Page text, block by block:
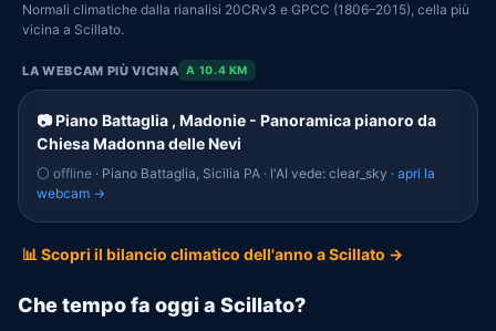
Normali climatiche dalla rianalisi 20CRv3 e GPCC (1806–2015), cella più
vicina a Scillato.
LA WEBCAM PIÙ VICINA A 10.4 KM
📷 Piano Battaglia , Madonie - Panoramica pianoro da
Chiesa Madonna delle Nevi
⚪ offline · Piano Battaglia, Sicilia PA · l'AI vede: clear_sky · apri la
webcam →
📊 Scopri il bilancio climatico dell'anno a Scillato →
Che tempo fa oggi a Scillato?